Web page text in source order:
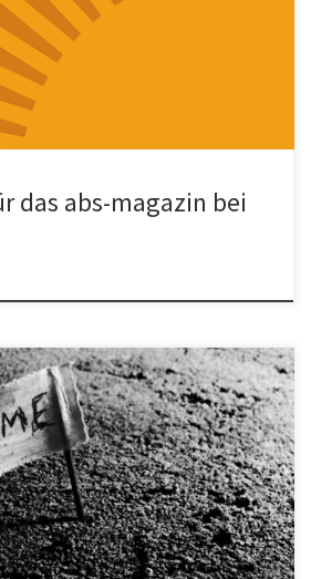
on the Road vom Netzwerk Konkrete
das abs-magazin bei
mit Timur Beygo,
Netzwerk Konkrete Solidarität e.V.: „Wir
ehrenamtliches